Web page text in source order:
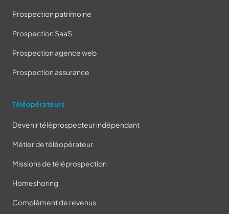
Prospection patrimoine
Prospection SaaS
Prospection agence web
Prospection assurance
Téléopérateurs
Devenir téléprospecteur indépendant
Métier de téléopérateur
Missions de téléprospection
Homeshoring
Complément de revenus